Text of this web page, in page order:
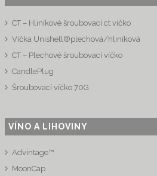
CT – Hliníkové šroubovací ct víčko
Víčka Unishell®plechová/hliníková
CT – Plechové šroubovací víčko
CandlePlug
Šroubovací víčko 70G
VÍNO A LIHOVINY
Advintage™
MoonCap